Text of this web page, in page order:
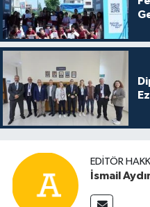
EDITÖR
İsmail